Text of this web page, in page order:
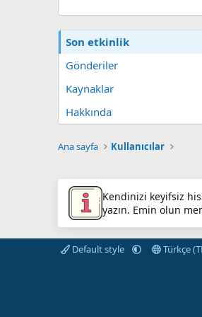
Son etkinlik
Gönderiler
Kaynaklar
Hakkında
Ana sayfa Kullanıcılar
Kendinizi keyifsiz
yazın. Emin olun
Default style Türkçe